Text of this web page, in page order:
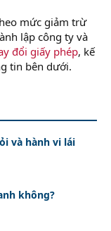
mức giảm trừ
lập công ty và
đổi giấy phép, kế
tin bên dưới.
và hành vi lái
không?